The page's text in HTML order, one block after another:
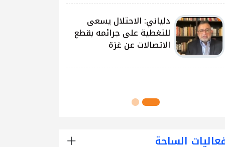
اللجنة الوطنية للشراكة
والتنمية تُنفذ مشروع توزيع
محافظة رفح
الساحة